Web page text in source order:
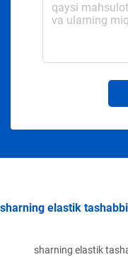
sharning elastik tashabbi
sharning elastik